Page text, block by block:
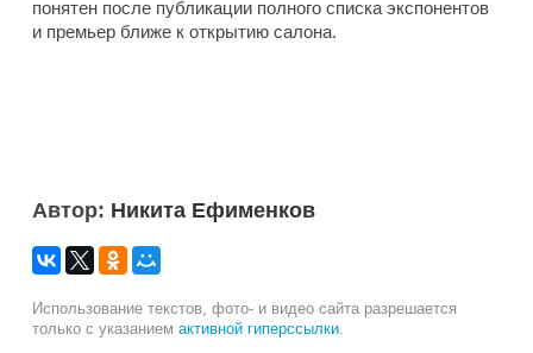
понятен после публикации полного списка экспонентов
и премьер ближе к открытию салона.
Автор: Никита Ефименков
Использование текстов, фото- и видео сайта разрешается
только с указанием активной гиперссылки